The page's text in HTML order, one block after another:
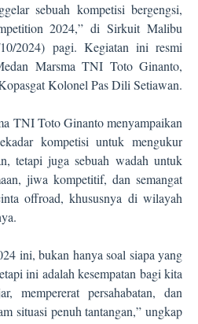
sebuah kompetisi bergengsi,
2024,” di Sirkuit Malibu
2024) pagi. Kegiatan ini resmi
Marsma TNI Toto Ginanto,
Kolonel Pas Dili Setiawan.
TNI Toto Ginanto menyampaikan
kompetisi untuk mengukur
tetapi juga sebuah wadah untuk
jiwa kompetitif, dan semangat
offroad, khususnya di wilayah
ini, bukan hanya soal siapa yang
ini adalah kesempatan bagi kita
mempererat persahabatan, dan
situasi penuh tantangan,” ungkap